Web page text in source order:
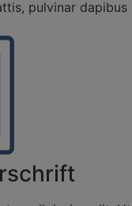
pulvinar dapibus